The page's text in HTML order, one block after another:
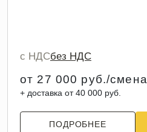
с НДСбез НДС
от 27 000 руб./смена
+ доставка от 40 000 руб.
ПОДРОБНЕЕ